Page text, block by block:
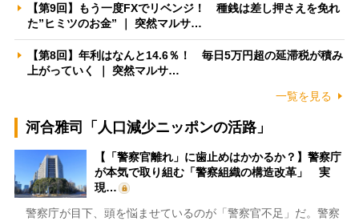
【第9回】もう一度FXでリベンジ！ 種銭は差し押さえを免れ
た”ヒミツのお金” ｜ 突然マルサ…
【第8回】年利はなんと14.6％！ 毎日5万円超の延滞税が積み
上がっていく ｜ 突然マルサ…
一覧を見る
河合雅司「人口減少ニッポンの活路」
【「警察官離れ」に歯止めはかかるか？】警察庁
が本気で取り組む「警察組織の構造改革」 実
現…
警察庁が目下、頭を悩ませているのが「警察官不足」だ。警察